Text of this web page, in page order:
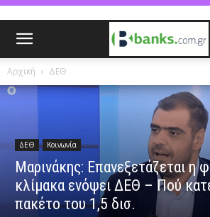
Αρχική ΔΕΘ
ΔΕΘ Κοινωνία
Μαρινάκης: Επανεξετάζεται η
κλίμακα ενόψει ΔΕΘ – Πού
πακέτο του 1,5 δισ.